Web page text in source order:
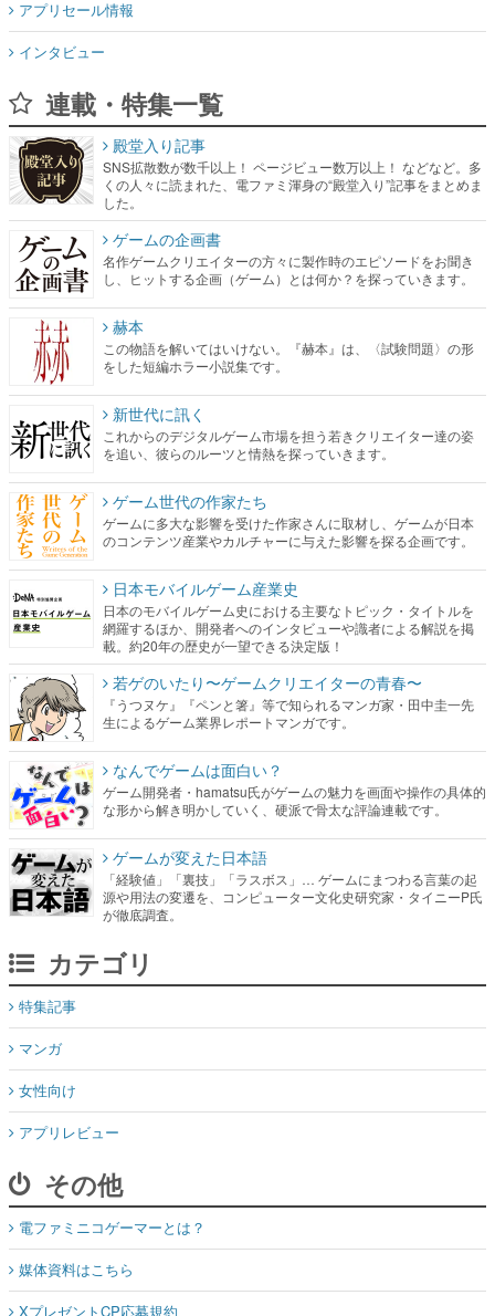
連載・特集一覧
くの人々に読まれた、電ファミ渾身の“殿堂入り”記事をまとめま
した。
ゲームの企画書
名作ゲームクリエイターの方々に製作時のエピソードをお聞き
し、ヒットする企画（ゲーム）とは何か？を探っていきます。
赫本
この物語を解いてはいけない。『赫本』は、〈試験問題〉の形
をした短編ホラー小説集です。
新世代に訊く
これからのデジタルゲーム市場を担う若きクリエイター達の姿
を追い、彼らのルーツと情熱を探っていきます。
ゲーム世代の作家たち
ゲームに多大な影響を受けた作家さんに取材し、ゲームが日本
のコンテンツ産業やカルチャーに与えた影響を探る企画です。
日本モバイルゲーム産業史
日本のモバイルゲーム史における主要なトピック・タイトルを
網羅するほか、開発者へのインタビューや識者による解説を掲
若ゲのいたり〜ゲームクリエイターの青春〜
『うつヌケ』『ペンと箸』等で知られるマンガ家・田中圭一先
生によるゲーム業界レポートマンガです。
なんでゲームは面白い？
ゲーム開発者・hamatsu氏がゲームの魅力を画面や操作の具体的
な形から解き明かしていく、硬派で骨太な評論連載です。
ゲームが変えた日本語
「経験値」「裏技」「ラスボス」… ゲームにまつわる言葉の起
源や用法の変遷を、コンピューター文化史研究家・タイニーP氏
カテゴリ
マンガ
女性向け
アプリレビュー
その他
電ファミニコゲーマーとは？
媒体資料はこちら
XプレゼントCP応募規約
運営：株式会社マレ